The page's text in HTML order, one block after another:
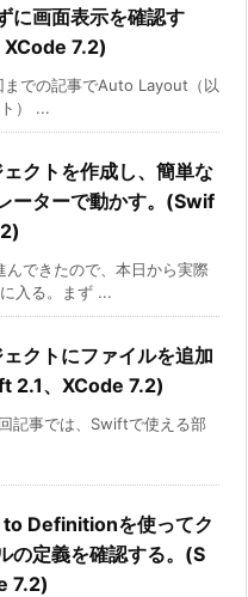
に画面表示を確認す
7.2)
までの記事でAuto Layout（以
） ...
ェクトを作成し、簡単な
ーターで動かす。(Swif
できたので、本日から実際
入る。まず ...
クトにファイルを追加
2.1、XCode 7.2)
記事では、Swiftで使える部
to Definitionを使ってク
の定義を確認する。(S
7.2)